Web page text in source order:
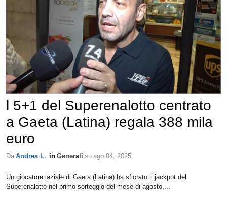
l 5+1 del Superenalotto centrato
a Gaeta (Latina) regala 388 mila
euro
Da Andrea L. in Generali su ago 04, 2025
Un giocatore laziale di Gaeta (Latina) ha sfiorato il jackpot del
Superenalotto nel primo sorteggio del mese di agosto,...